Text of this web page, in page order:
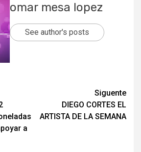
omar mesa lopez
See author's posts
a
Siguente
DIEGO CORTES EL
ARTISTA DE LA SEMANA